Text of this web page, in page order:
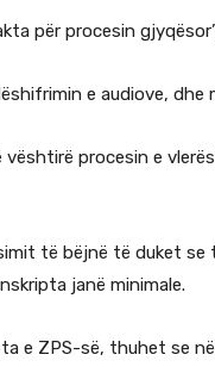
për procesin
e audiove, dhe
procesin e
të bëjnë të duket
janë minimale.
e ZPS-së, thuhet se